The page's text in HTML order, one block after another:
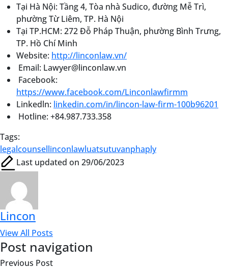
Tại Hà Nội: Tầng 4, Tòa nhà Sudico, đường Mễ Trì,
phường Từ Liêm, TP. Hà Nội
Tại TP.HCM: 272 Đỗ Pháp Thuận, phường Bình Trưng,
TP. Hồ Chí Minh
Website: http://linconlaw.vn/
Email: Lawyer@linconlaw.vn
Facebook:
https://www.facebook.com/Linconlawfirmm
Linkedln: linkedin.com/in/lincon-law-firm-100b96201
Hotline: +84.987.733.358
Tags:
legalcounsellinconlawluatsutuvanphaply
Last updated on 29/06/2023
Lincon
View All Posts
Post navigation
Previous Post